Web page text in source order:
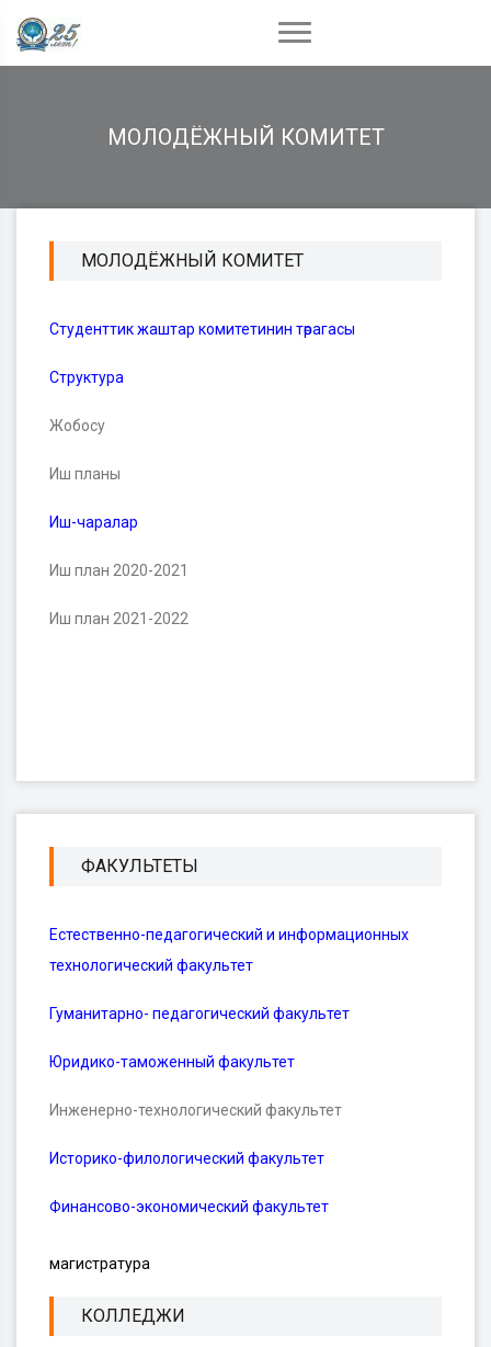
МОЛОДЁЖНЫЙ КОМИТЕТ
МОЛОДЁЖНЫЙ КОМИТЕТ
Студенттик жаштар комитетинин төрагасы
Структура
Жобосу
Иш планы
Иш-чаралар
Иш план 2020-2021
Иш план 2021-2022
ФАКУЛЬТЕТЫ
Естественно-педагогический и информационных
технологический факультет
Гуманитарно- педагогический факультет
Юридико-таможенный факультет
Инженерно-технологический факультет
Историко-филологический факультет
Финансово-экономический факультет
магистратура
КОЛЛЕДЖИ